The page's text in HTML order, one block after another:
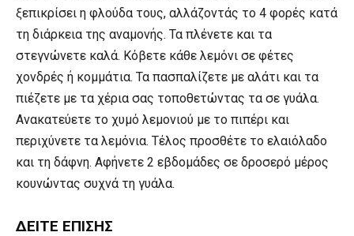
ξεπικρίσει η φλούδα τους, αλλάζοντάς το 4 φορές κατά
τη διάρκεια της αναμονής. Τα πλένετε και τα
στεγνώνετε καλά. Κόβετε κάθε λεμόνι σε φέτες
χονδρές ή κομμάτια. Τα πασπαλίζετε με αλάτι και τα
πιέζετε με τα χέρια σας τοποθετώντας τα σε γυάλα.
Ανακατεύετε το χυμό λεμονιού με το πιπέρι και
περιχύνετε τα λεμόνια. Τέλος προσθέτε το ελαιόλαδο
και τη δάφνη. Αφήνετε 2 εβδομάδες σε δροσερό μέρος
κουνώντας συχνά τη γυάλα.
ΔΕΊΤΕ ΕΠΊΣΗΣ